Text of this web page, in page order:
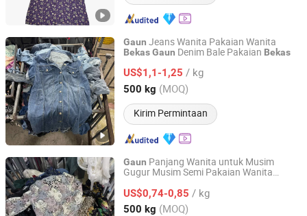
Gaun Jeans Wanita Pakaian Wanita
BekasGaun Denim Bale Pakaian Bekas
US$1,1-1,25 / kg
500 kg (MOQ)
Kirim Permintaan
Wenzhou Hongyang Trading Co., Ltd.
Zhejiang, China Harga mulai 2025
Gaun Panjang Wanita untuk Musim
Gugur Musim Semi Pakaian Wanita
US$0,74-0,85 / kg
500 kg (MOQ)
Wenzhou Hongyang Trading Co., Ltd.
Zhejiang, China Harga mulai 2025